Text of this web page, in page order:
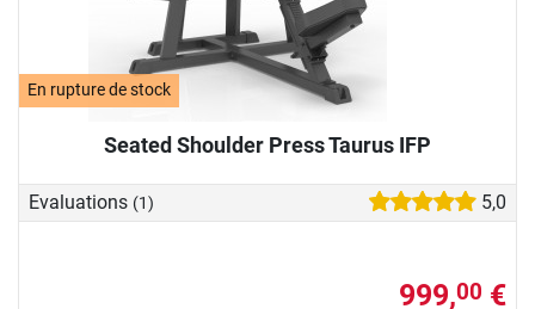
En rupture de stock
Seated Shoulder Press Taurus IFP
Evaluations (1) 5,0
999,00 €